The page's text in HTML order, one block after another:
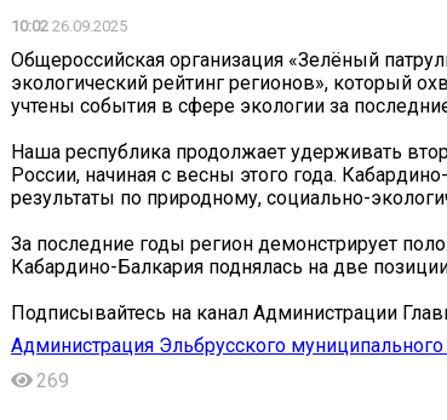
10:02 26.09.2025
Общероссийская организация «Зелёный
экологический рейтинг регионов», который
учтены события в сфере экологии за
Наша республика продолжает удерживать
России, начиная с весны этого года.
результаты по природному, социально-
За последние годы регион демонстрирует
Кабардино-Балкария поднялась на две
Подписывайтесь на канал Администрации
Администрация Эльбрусского муниципального
269